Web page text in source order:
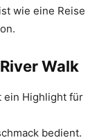
wie eine Reise
Walk
ein Highlight für
bedient.